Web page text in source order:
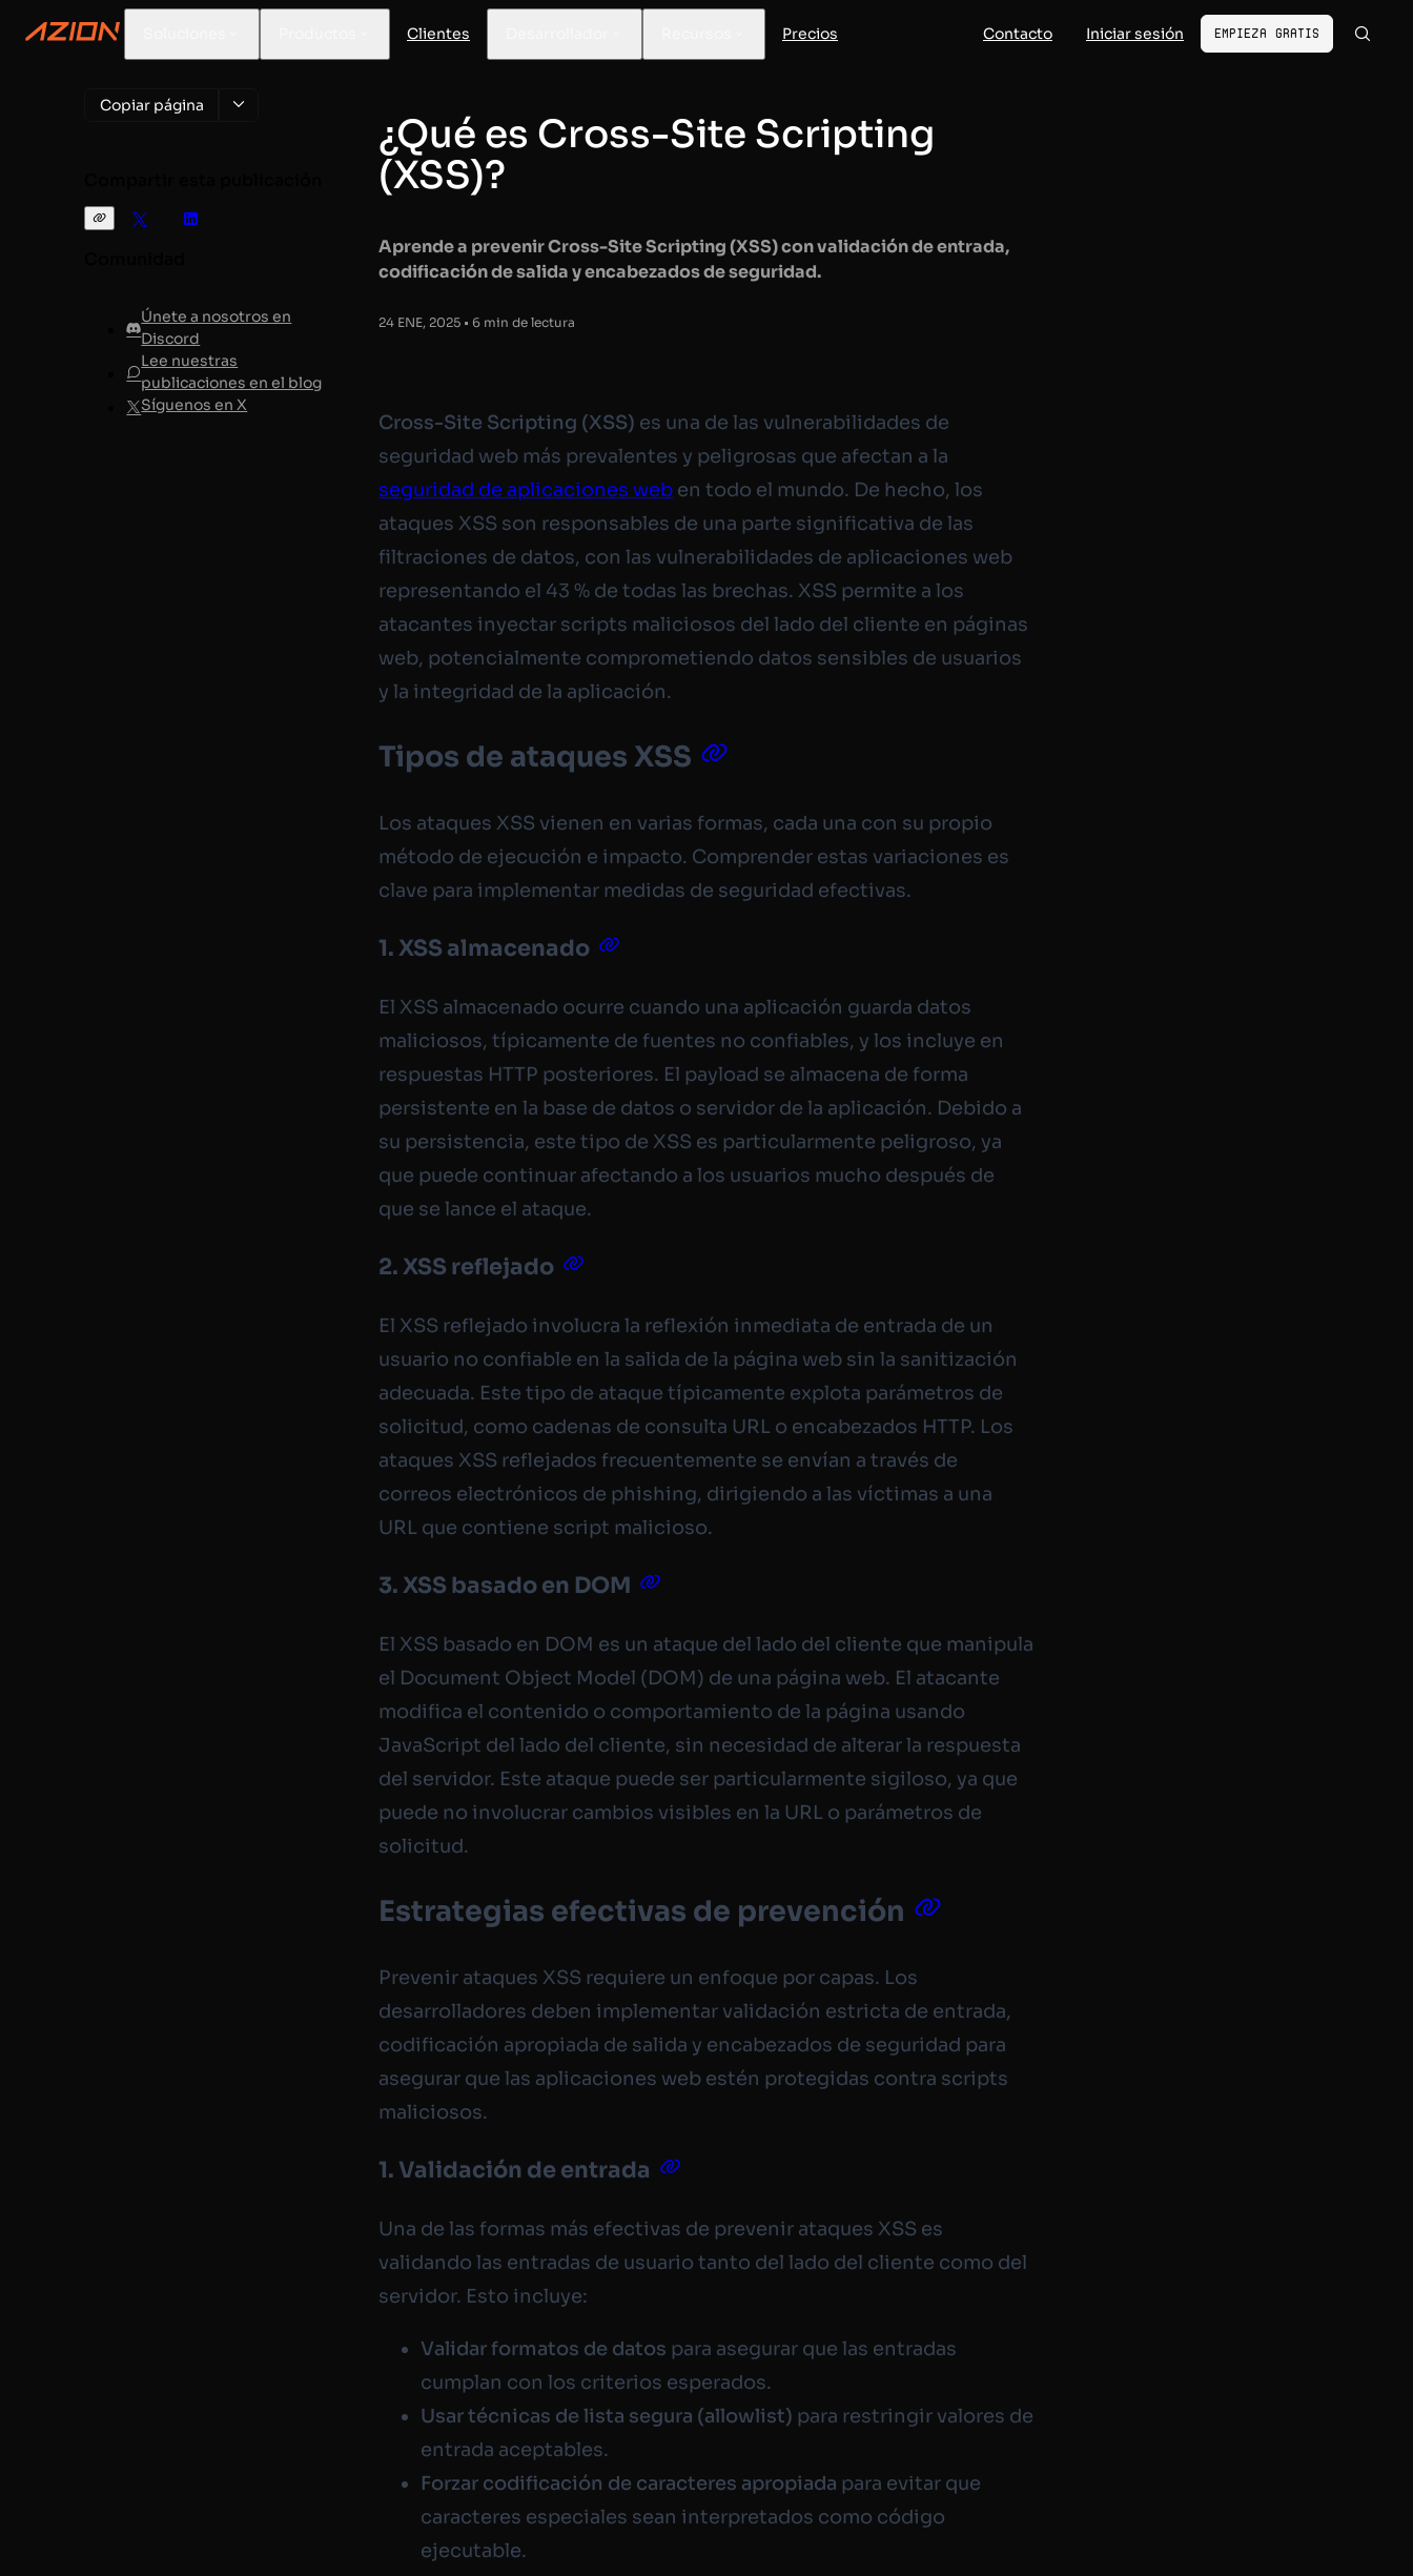
Clientes Precios Contacto Iniciar sesión Empieza gratis
Copiar página
Únete a nosotros en
Discord
Lee nuestras
publicaciones en el blog
Síguenos en X
¿Qué es Cross-Site Scripting
(XSS)?
Aprende a prevenir Cross-Site Scripting (XSS) con validación de entrada,
codificación de salida y encabezados de seguridad.
24 ENE, 2025 • 6 min de lectura
Cross-Site Scripting (XSS) es una de las vulnerabilidades de
seguridad web más prevalentes y peligrosas que afectan a la
seguridad de aplicaciones web en todo el mundo. De hecho, los
ataques XSS son responsables de una parte significativa de las
filtraciones de datos, con las vulnerabilidades de aplicaciones web
representando el 43 % de todas las brechas. XSS permite a los
atacantes inyectar scripts maliciosos del lado del cliente en páginas
web, potencialmente comprometiendo datos sensibles de usuarios
y la integridad de la aplicación.
Tipos de ataques XSS
Los ataques XSS vienen en varias formas, cada una con su propio
método de ejecución e impacto. Comprender estas variaciones es
clave para implementar medidas de seguridad efectivas.
1. XSS almacenado
El XSS almacenado ocurre cuando una aplicación guarda datos
maliciosos, típicamente de fuentes no confiables, y los incluye en
respuestas HTTP posteriores. El payload se almacena de forma
persistente en la base de datos o servidor de la aplicación. Debido a
su persistencia, este tipo de XSS es particularmente peligroso, ya
que puede continuar afectando a los usuarios mucho después de
que se lance el ataque.
2. XSS reflejado
El XSS reflejado involucra la reflexión inmediata de entrada de un
usuario no confiable en la salida de la página web sin la sanitización
adecuada. Este tipo de ataque típicamente explota parámetros de
solicitud, como cadenas de consulta URL o encabezados HTTP. Los
ataques XSS reflejados frecuentemente se envían a través de
correos electrónicos de phishing, dirigiendo a las víctimas a una
URL que contiene script malicioso.
3. XSS basado en DOM
El XSS basado en DOM es un ataque del lado del cliente que manipula
el Document Object Model (DOM) de una página web. El atacante
modifica el contenido o comportamiento de la página usando
JavaScript del lado del cliente, sin necesidad de alterar la respuesta
del servidor. Este ataque puede ser particularmente sigiloso, ya que
puede no involucrar cambios visibles en la URL o parámetros de
solicitud.
Estrategias efectivas de prevención
Prevenir ataques XSS requiere un enfoque por capas. Los
desarrolladores deben implementar validación estricta de entrada,
codificación apropiada de salida y encabezados de seguridad para
asegurar que las aplicaciones web estén protegidas contra scripts
maliciosos.
1. Validación de entrada
Una de las formas más efectivas de prevenir ataques XSS es
validando las entradas de usuario tanto del lado del cliente como del
servidor. Esto incluye:
Validar formatos de datos para asegurar que las entradas
cumplan con los criterios esperados.
Usar técnicas de lista segura (allowlist) para restringir valores de
entrada aceptables.
Forzar codificación de caracteres apropiada para evitar que
caracteres especiales sean interpretados como código
ejecutable.